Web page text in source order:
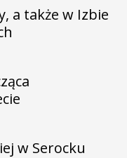
a także w Izbie
w Serocku